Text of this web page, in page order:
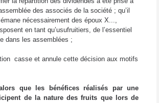
des associés de la société ; qu’il
émane nécessairement des époux X...,
en tant qu’usufruitiers, de l’essentiel
dans les assemblées ;
casse et annule cette décision aux motifs
que les bénéfices réalisés par une
de la nature des fruits que lors de